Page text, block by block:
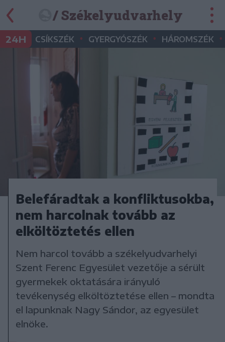
/ Székelyudvarhely
24H CSÍKSZÉK • GYERGYÓSZÉK • HÁROMSZÉK •
Belefáradtak a konfliktusokba,
nem harcolnak tovább az
elköltöztetés ellen
Nem harcol tovább a székelyudvarhelyi
Szent Ferenc Egyesület vezetője a sérült
gyermekek oktatására irányuló
tevékenység elköltöztetése ellen – mondta
el lapunknak Nagy Sándor, az egyesület
elnöke.